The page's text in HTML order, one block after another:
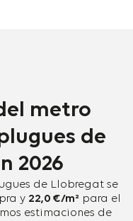
metro
de
2026
de Llobregat se
y 22,0 €/m² para el
estimaciones de